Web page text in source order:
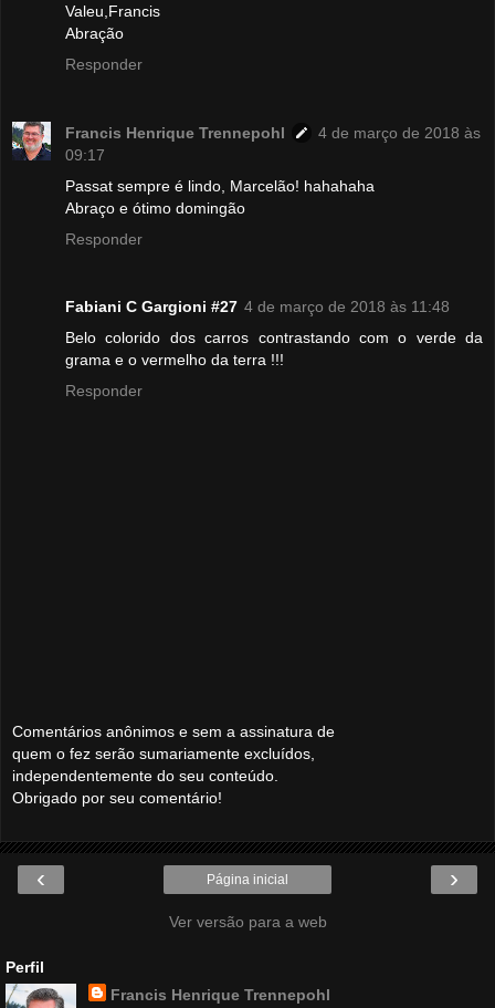
Valeu,Francis
Abração
Responder
Francis Henrique Trennepohl
4 de março de 2018 às
09:17
Passat sempre é lindo, Marcelão! hahahaha
Abraço e ótimo domingão
Responder
Fabiani C Gargioni #27 4 de março de 2018 às 11:48
Belo colorido dos carros contrastando com o verde da
grama e o vermelho da terra !!!
Responder
Comentários anônimos e sem a assinatura de
quem o fez serão sumariamente excluídos,
independentemente do seu conteúdo.
Obrigado por seu comentário!
‹ ›
Página inicial
Ver versão para a web
Perfil
Francis Henrique Trennepohl